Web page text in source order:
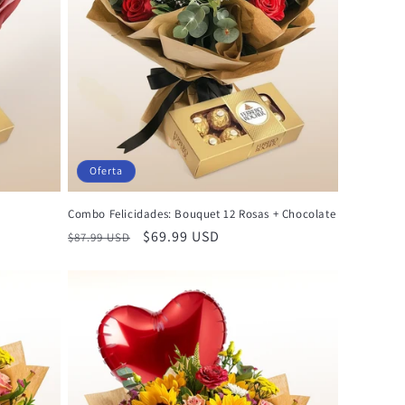
Oferta
Combo Felicidades: Bouquet 12 Rosas + Chocolate
Precio
$87.99 USD
Precio
$69.99 USD